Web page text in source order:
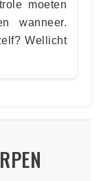
moeten
wanneer.
Wellicht